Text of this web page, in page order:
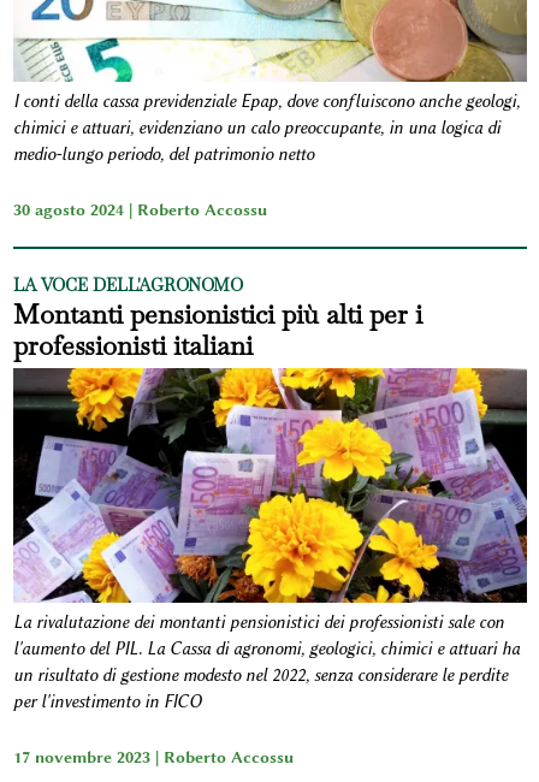
I conti della cassa previdenziale Epap, dove confluiscono anche geologi,
chimici e attuari, evidenziano un calo preoccupante, in una logica di
medio-lungo periodo, del patrimonio netto
30 agosto 2024 | Roberto Accossu
LA VOCE DELL'AGRONOMO
Montanti pensionistici più alti per i
professionisti italiani
La rivalutazione dei montanti pensionistici dei professionisti sale con
l'aumento del PIL. La Cassa di agronomi, geologici, chimici e attuari ha
un risultato di gestione modesto nel 2022, senza considerare le perdite
per l'investimento in FICO
17 novembre 2023 | Roberto Accossu